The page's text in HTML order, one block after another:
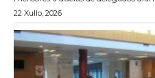
22 Xullo, 2026